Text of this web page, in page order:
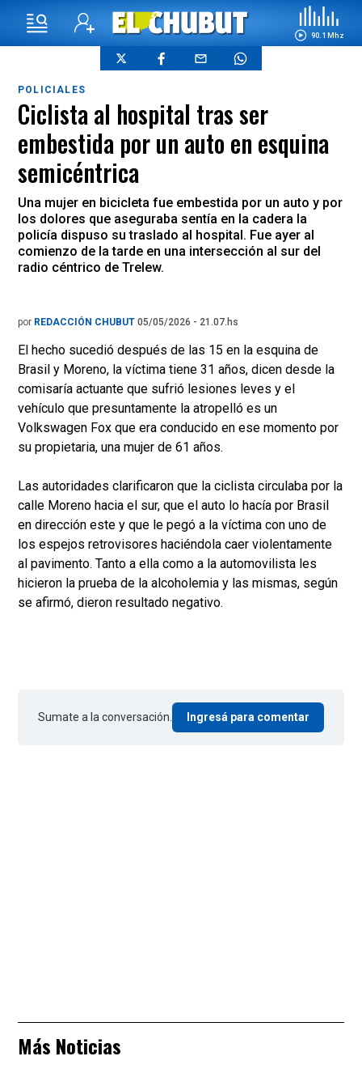
90.1 Mhz
POLICIALES
Ciclista al hospital tras ser
embestida por un auto en esquina
semicéntrica
Una mujer en bicicleta fue embestida por un auto y por
los dolores que aseguraba sentía en la cadera la
policía dispuso su traslado al hospital. Fue ayer al
comienzo de la tarde en una intersección al sur del
radio céntrico de Trelew.
por REDACCIÓN CHUBUT 05/05/2026 - 21.07.hs
El hecho sucedió después de las 15 en la esquina de
Brasil y Moreno, la víctima tiene 31 años, dicen desde la
comisaría actuante que sufrió lesiones leves y el
vehículo que presuntamente la atropelló es un
Volkswagen Fox que era conducido en ese momento por
su propietaria, una mujer de 61 años.
Las autoridades clarificaron que la ciclista circulaba por la
calle Moreno hacia el sur, que el auto lo hacía por Brasil
en dirección este y que le pegó a la víctima con uno de
los espejos retrovisores haciéndola caer violentamente
al pavimento. Tanto a ella como a la automovilista les
hicieron la prueba de la alcoholemia y las mismas, según
se afirmó, dieron resultado negativo.
Sumate a la conversación. Ingresá para comentar
Más Noticias